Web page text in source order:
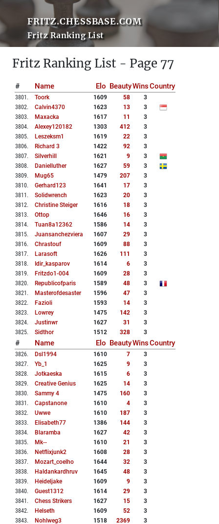
FRITZ.CHESSBASE.COM
Fritz Ranking List
Fritz Ranking List - Page 77
# Name Elo BeautyWinsCountry
3801 . Toork 1609 58
3
3802. Calvin4370 1623 13
3
3803. Maxacka 1617 11
3
3804. Alexey120182 1303 412
3
3805. Leszeksm1 1619 22
3
3806. Richard 3 1422 92
3
3807. Silverhill 1621 9
3
3808. Danielluther 1627 59
3
3809. Mug65 1479 207
3
3810. Gerhard123 1641 17
3
3811 . Solidwrench 1623 20
3
3812. Christine Steiger 1616 18
3
3813. Ottop 1646 16
3
3814. Tuan8a12362 1586 14
3
3815. Juansanchezviera 1607 29
3
3816. Chrastouf 1609 88
3
3817. Larasoft 1626 111
3
3818. Idir_kasparov 1614 6
3
3819. Fritzdo1-004 1609 28
3
3820. Republicofparis 1589 48
3
3821 . Masterofdesaster 1596 47
3
3822. Fazioli 1593 14
3
3823. Lowrey 1475 142
3
3824. Justinwr 1627 31
3
3825. Sidthor 1512 328 3
# Name Elo BeautyWinsCountry
3826. Dsl1994 1610 7
3
3827. Yb_1 1625 9
3
3828. Jotkaeska 1615 6
3
3829. Creative Genius 1625 14
3
3830. Sammy 4 1475 160
3
3831 . Capstanone 1610 4
3
3832. Uwwe 1610 187
3
3833. Elisabeth77 1386 144
3
3834. Blaramba 1627 42
3
3835. Mk-- 1610 21
3
3836. Netflixjunk2 1608 28
3
3837. Mozart_coelho 1644 32
3
3838. Haldankardhruv 1645 48
3
3839. Heideljake 1609 9
3
3840. Guest1312 1614 29
3
3841 . Chess Strikers 1627 15
3
3842. Helseth 1609 52
3
3843. Nohlweg3 1518 2369
3